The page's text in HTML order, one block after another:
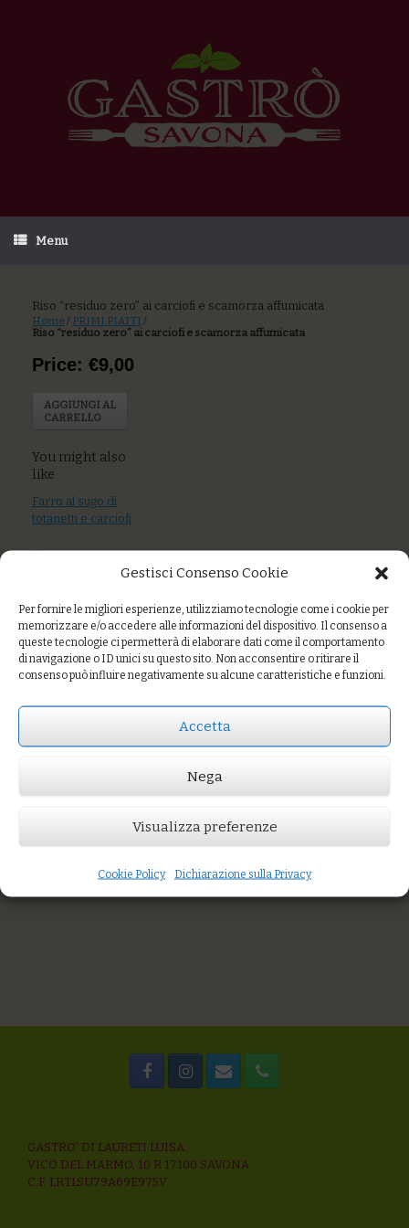
Gestisci Consenso Cookie
Per fornire le migliori esperienze, utilizziamo tecnologie come i cookie per
memorizzare e/o accedere alle informazioni del dispositivo. Il consenso a
queste tecnologie ci permetterà di elaborare dati come il comportamento
di navigazione o ID unici su questo sito. Non acconsentire o ritirare il
consenso può influire negativamente su alcune caratteristiche e funzioni.
Accetta
Nega
Visualizza preferenze
Cookie Policy Dichiarazione sulla Privacy
Menu
Riso “residuo zero” ai carciofi e scamorza affumicata
Home / PRIMI PIATTI /
Riso “residuo zero” ai carciofi e scamorza affumicata
AGGIUNGI AL CARRELLO
You might also like
Farro dicocco con pesce azzurro, olive taggiasche, capperi e
Spaghettidi grani antichi al sugo di mare
Price: €9,00
AGGIUNGI AL
CARRELLO
You might also
like
Farro al sugo di
totanetti e carciofi
Riso rosso e
semintegrale con
e mandorle
Polenta di mais
integrale al ragù di
lenticchie
GASTRO’ DI LAURETI LUISA
VICO DEL MARMO, 10 R 17100 SAVONA
C.F. LRTLSU79A69E975V